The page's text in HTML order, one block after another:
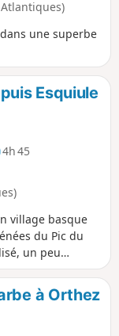
une superbe
Esquiule
4h 45
village basque
du Pic du
un peu
tout le long
à Orthez